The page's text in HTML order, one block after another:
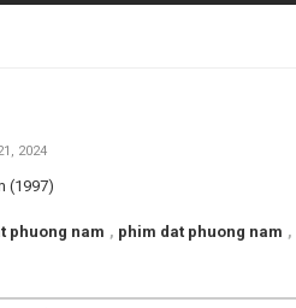
2024
(1997)
phuong nam , phim dat phuong nam ,